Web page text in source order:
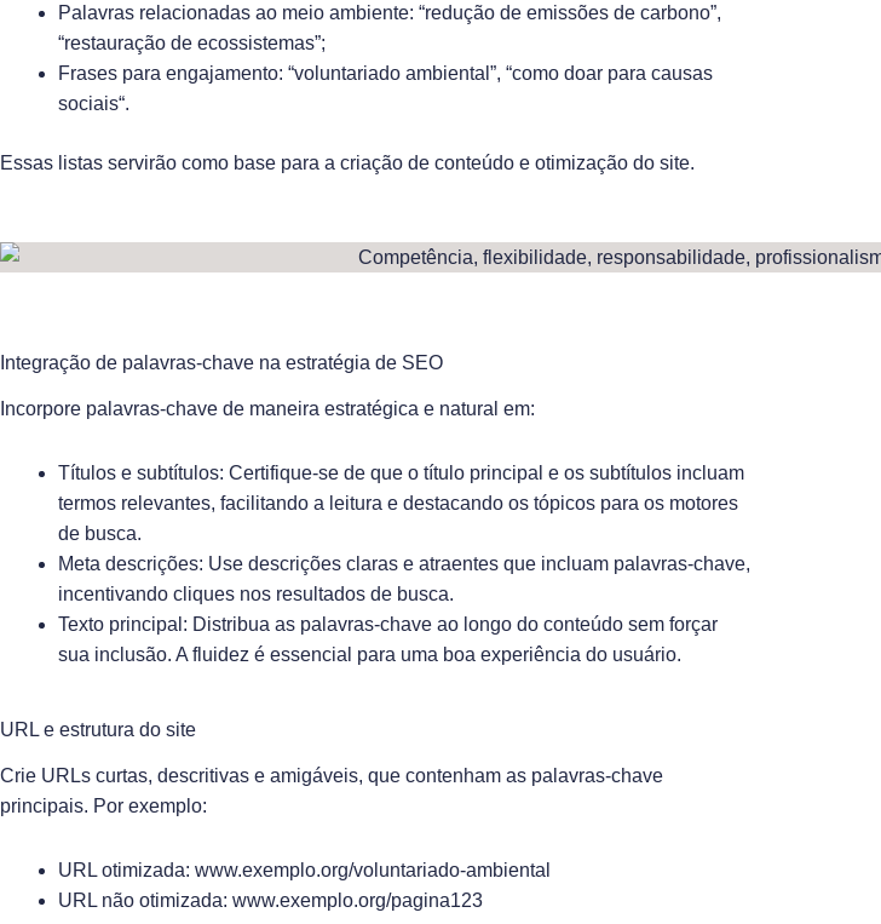
Palavras relacionadas ao meio ambiente: “redução de emissões de carbono”,
“restauração de ecossistemas”;
Frases para engajamento: “voluntariado ambiental”, “como doar para causas
sociais“.
Essas listas servirão como base para a criação de conteúdo e otimização do site.
Integração de palavras-chave na estratégia de SEO
Incorpore palavras-chave de maneira estratégica e natural em:
Títulos e subtítulos: Certifique-se de que o título principal e os subtítulos incluam
termos relevantes, facilitando a leitura e destacando os tópicos para os motores
de busca.
Meta descrições: Use descrições claras e atraentes que incluam palavras-chave,
incentivando cliques nos resultados de busca.
Texto principal: Distribua as palavras-chave ao longo do conteúdo sem forçar
sua inclusão. A fluidez é essencial para uma boa experiência do usuário.
URL e estrutura do site
Crie URLs curtas, descritivas e amigáveis, que contenham as palavras-chave
principais. Por exemplo:
URL otimizada: www.exemplo.org/voluntariado-ambiental
URL não otimizada: www.exemplo.org/pagina123